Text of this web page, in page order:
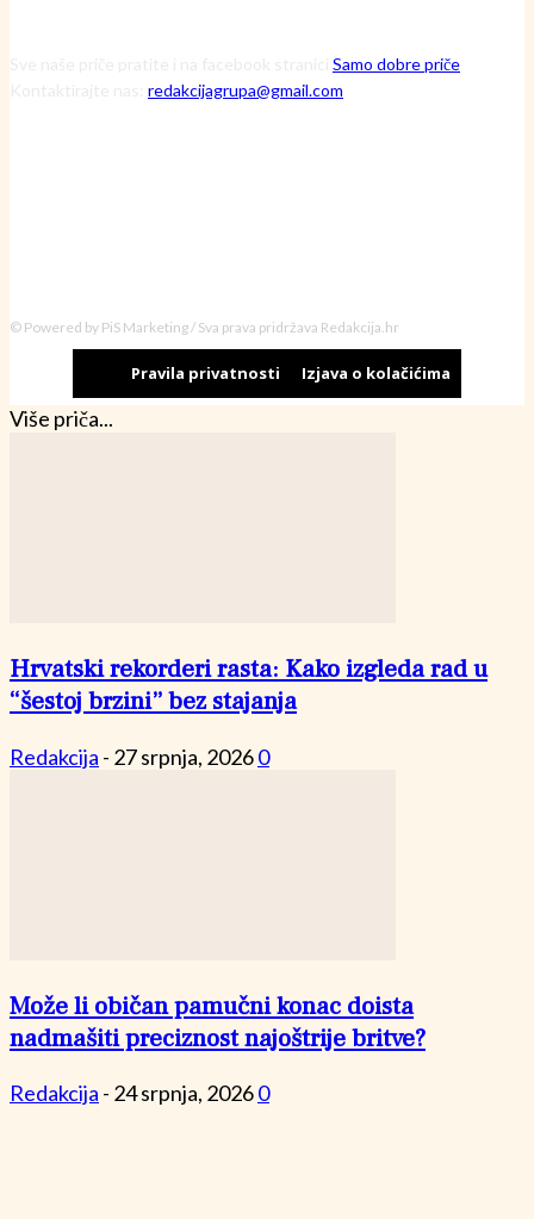
Samo dobre priče
redakcijagrupa@gmail.com
© Powered by PiS Marketing / Sva prava pridržava Redakcija.hr
Pravila privatnosti Izjava o kolačićima
Više priča...
Hrvatski rekorderi rasta: Kako izgleda rad u
“šestoj brzini” bez stajanja
Redakcija - 27 srpnja, 20260
Može li običan pamučni konac doista
nadmašiti preciznost najoštrije britve?
Redakcija - 24 srpnja, 20260